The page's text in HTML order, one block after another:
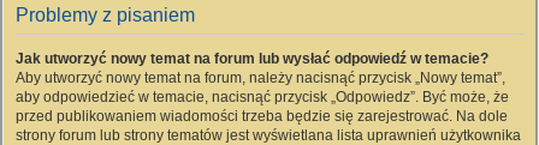
Problemy z pisaniem
Jak utworzyć nowy temat na forum lub wysłać odpowiedź w temacie?
Aby utworzyć nowy temat na forum, należy nacisnąć przycisk „Nowy temat”,
aby odpowiedzieć w temacie, nacisnąć przycisk „Odpowiedz”. Być może, że
przed publikowaniem wiadomości trzeba będzie się zarejestrować. Na dole
strony forum lub strony tematów jest wyświetlana lista uprawnień użytkownika